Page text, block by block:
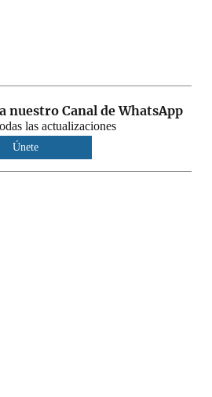
nuestro Canal de WhatsApp
las actualizaciones
Únete